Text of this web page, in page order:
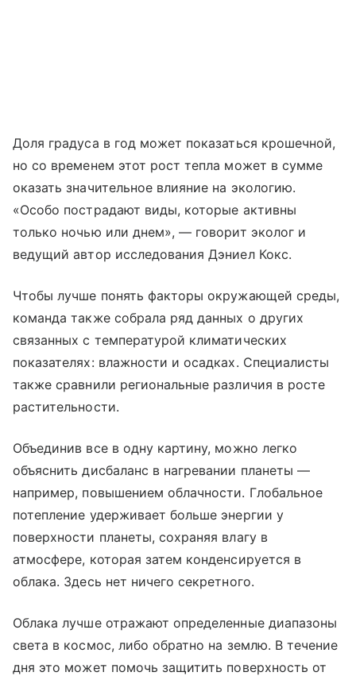
Доля градуса в год может показаться крошечной,
но со временем этот рост тепла может в сумме
оказать значительное влияние на экологию.
«Особо пострадают виды, которые активны
только ночью или днем», — говорит эколог и
ведущий автор исследования Дэниел Кокс.
Чтобы лучше понять факторы окружающей среды,
команда также собрала ряд данных о других
связанных с температурой климатических
показателях: влажности и осадках. Специалисты
также сравнили региональные различия в росте
растительности.
Объединив все в одну картину, можно легко
объяснить дисбаланс в нагревании планеты —
например, повышением облачности. Глобальное
потепление удерживает больше энергии у
поверхности планеты, сохраняя влагу в
атмосфере, которая затем конденсируется в
облака. Здесь нет ничего секретного.
Облака лучше отражают определенные диапазоны
света в космос, либо обратно на землю. В течение
дня это может помочь защитить поверхность от